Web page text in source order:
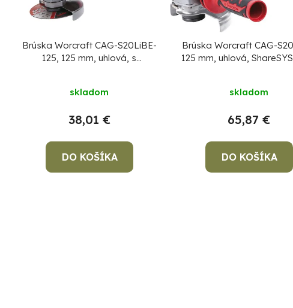
Brúska Worcraft CAG-S20LiBE-
125, 125 mm, uhlová, s
skladom
38,01 €
DO KOŠÍKA
Brúska Worcraft CAG-
125 mm, uhlová,
skladom
65,87 €
DO KOŠÍKA